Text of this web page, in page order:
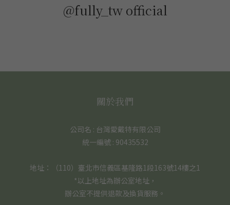
@fully_tw official
關於我們
公司名 : 台灣愛戴特有限公司
統一編號 : 90435532
地址：（110）臺北市信義區基隆路1段163號14樓之1
*以上地址為辦公室地址，
辦公室不提供退款及換貨服務。